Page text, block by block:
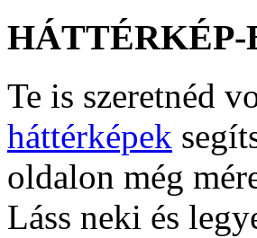
Te is szeretnéd
háttérképek
oldalon még
Láss neki és